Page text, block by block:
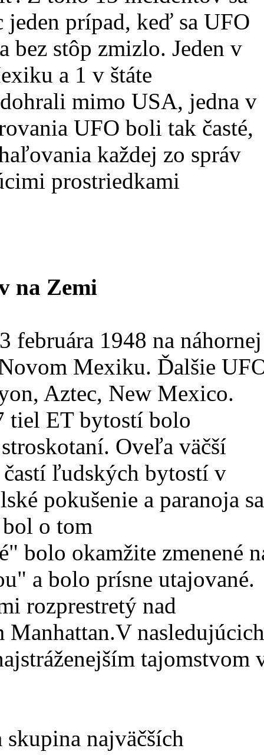
prípad, keď sa UFO
stôp zmizlo. Jeden v
a 1 v štáte
mimo USA, jedna v
UFO boli tak časté,
každej zo správ
prostriedkami
na Zemi
februára 1948 na náhornej
Mexiku. Ďalšie
Aztec, New Mexico.
tiel ET bytostí bolo
Oveľa väčší
ľudských bytostí v
pokušenie a paranoja sa
o tom
bolo okamžite zmenené
a bolo prísne utajované.
rozprestretý nad
nasledujúcich
tajomstvom
skupina najväčších